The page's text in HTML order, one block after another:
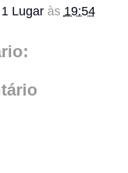
Lugar às 19:54